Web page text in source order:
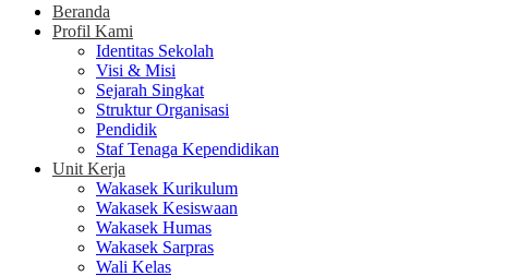
Beranda
Profil Kami
Identitas Sekolah
Visi & Misi
Sejarah Singkat
Struktur Organisasi
Pendidik
Staf Tenaga Kependidikan
Unit Kerja
Wakasek Kurikulum
Wakasek Kesiswaan
Wakasek Humas
Wakasek Sarpras
Wali Kelas